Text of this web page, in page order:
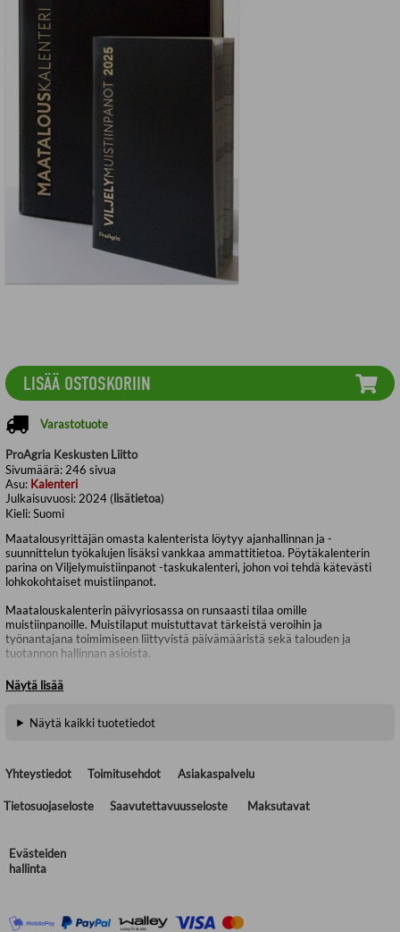
ProAgria Keskusten Liitto
Sivumäärä: 246 sivua
Asu: Kalenteri
Julkaisuvuosi: 2024 (lisätietoa)
Kieli:Suomi
Maatalousyrittäjän omasta kalenterista löytyy ajanhallinnan ja -
suunnittelun työkalujen lisäksi vankkaa ammattitietoa. Pöytäkalenterin
parina on Viljelymuistiinpanot -taskukalenteri, johon voi tehdä kätevästi
lohkokohtaiset muistiinpanot.
Maatalouskalenterin päivyriosassa on runsaasti tilaa omille
muistiinpanoille. Muistilaput muistuttavat tärkeistä veroihin ja
työnantajana toimimiseen liittyvistä päivämääristä sekä talouden ja
tuotannon hallinnan asioista.
Kalenterissa on tiiviinä tietopakettina hyödyllistä ammattitietoa
johtamisesta, kasvintuotannosta, energiasta sekä kotieläin- ja
osasta.
Viljelymuistiinpanot: 95 x 145 mm, 80 s. Kannet: mustaa, nahkaa
jäljittelevää muovia.
KM-lehden kestotilaajat saavat Maatalouskalenterin tilaajaetuna
Näytä lisää
LISÄÄ OSTOSKORIIN
Varastotuote
Näytä kaikki tuotetiedot
Yhteystiedot Toimitusehdot Asiakaspalvelu
Tietosuojaseloste Saavutettavuusseloste Maksutavat
Evästeiden
hallinta